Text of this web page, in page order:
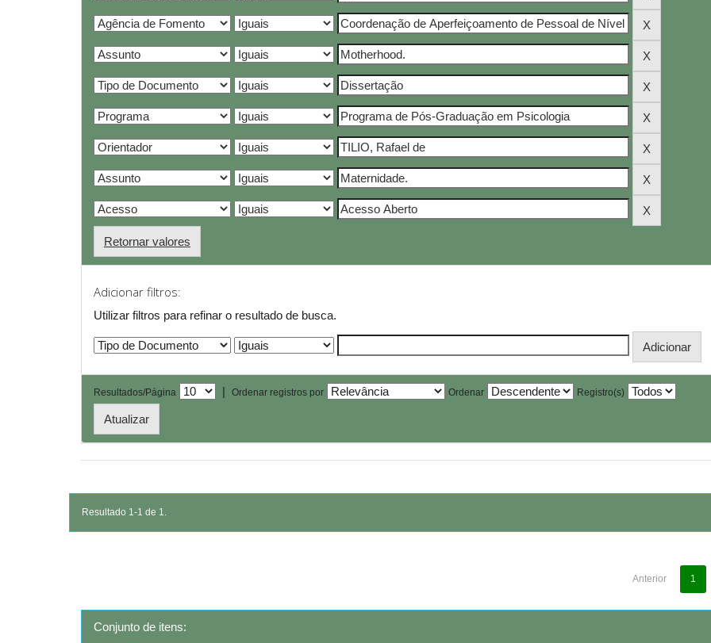
Retornar valores
Adicionar filtros:
Utilizar filtros para refinar o resultado de busca.
Resultados/Página | Ordenar registros por Ordenar Registro(s)
Resultado 1-1 de 1.
Anterior 1
Conjunto de itens: